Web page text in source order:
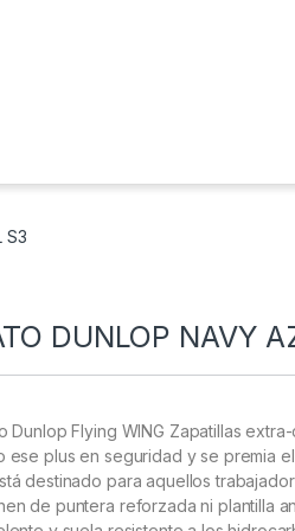
S3
DUNLOP NAVY
Dunlop Flying WING Zapatillas
ese plus en seguridad y se premia
destinado para aquellos
de puntera reforzada ni plantilla